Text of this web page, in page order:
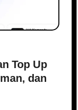
Top Up
dan